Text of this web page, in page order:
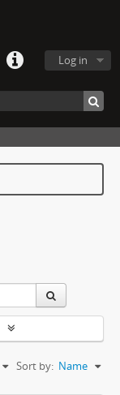
Log in
Sort by: Name